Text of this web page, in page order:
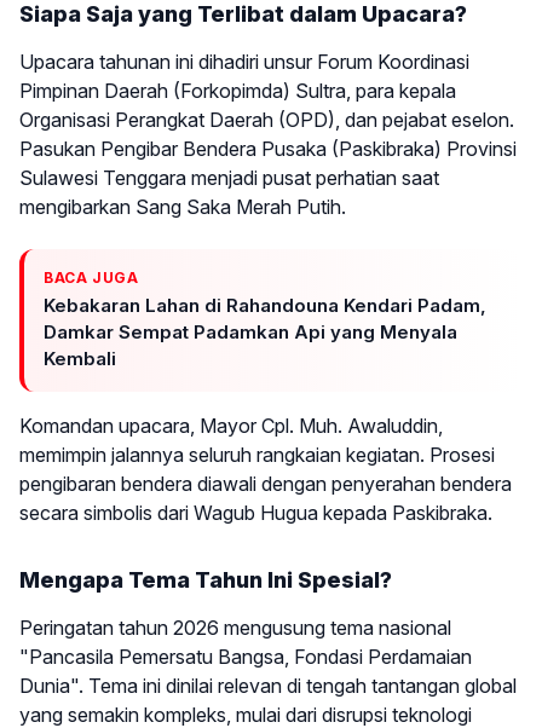
Siapa Saja yang Terlibat dalam Upacara?
Upacara tahunan ini dihadiri unsur Forum Koordinasi
Pimpinan Daerah (Forkopimda) Sultra, para kepala
Organisasi Perangkat Daerah (OPD), dan pejabat eselon.
Pasukan Pengibar Bendera Pusaka (Paskibraka) Provinsi
Sulawesi Tenggara menjadi pusat perhatian saat
mengibarkan Sang Saka Merah Putih.
BACA JUGA
Kebakaran Lahan di Rahandouna Kendari Padam,
Damkar Sempat Padamkan Api yang Menyala
Kembali
Komandan upacara, Mayor Cpl. Muh. Awaluddin,
memimpin jalannya seluruh rangkaian kegiatan. Prosesi
pengibaran bendera diawali dengan penyerahan bendera
secara simbolis dari Wagub Hugua kepada Paskibraka.
Mengapa Tema Tahun Ini Spesial?
Peringatan tahun 2026 mengusung tema nasional
"Pancasila Pemersatu Bangsa, Fondasi Perdamaian
Dunia". Tema ini dinilai relevan di tengah tantangan global
yang semakin kompleks, mulai dari disrupsi teknologi